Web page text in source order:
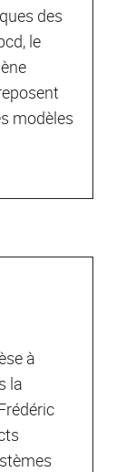
des
le
modèles
à
la